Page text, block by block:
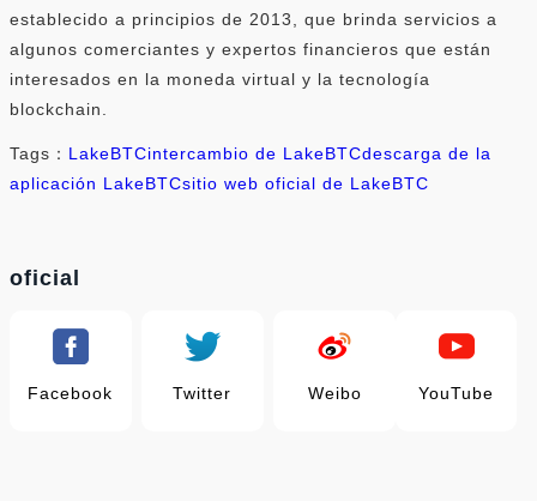
establecido a principios de 2013, que brinda servicios a
algunos comerciantes y expertos financieros que están
interesados ​​en la moneda virtual y la tecnología
blockchain.
Tags： LakeBTCintercambio de LakeBTCdescarga de la
aplicación LakeBTCsitio web oficial de LakeBTC
oficial
Facebook Twitter Weibo YouTube